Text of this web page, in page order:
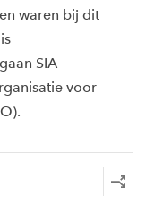
waren bij dit
SIA
voor